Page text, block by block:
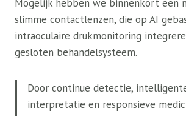
Mogelijk hebben we binnenkort een
slimme contactlenzen, die op AI
intraoculaire drukmonitoring
gesloten behandelsysteem.
Door continue detectie,
interpretatie en responsieve